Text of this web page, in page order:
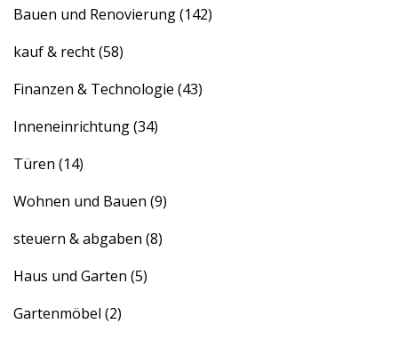
Bauen und Renovierung(142)
kauf & recht(58)
Finanzen & Technologie (43)
Inneneinrichtung(34)
Türen (14)
Wohnen und Bauen (9)
steuern & abgaben (8)
Haus und Garten (5)
Gartenmöbel (2)